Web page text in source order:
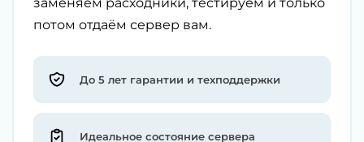
потом отдаём сервер вам.
До 5 лет гарантии и техподдержки
Идеальное состояние сервера